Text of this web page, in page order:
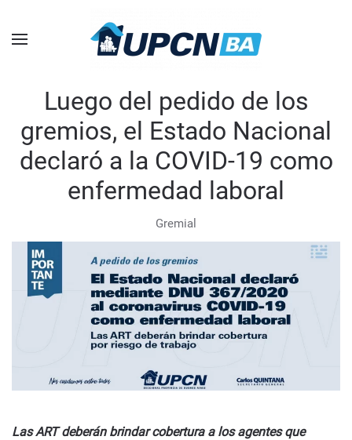
Skip to main content
Luego del pedido de los
gremios, el Estado Nacional
declaró a la COVID-19 como
enfermedad laboral
Gremial
Las ART deberán brindar cobertura a los agentes que